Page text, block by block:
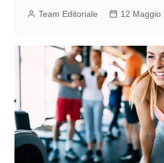
Team Editoriale 12 Maggio